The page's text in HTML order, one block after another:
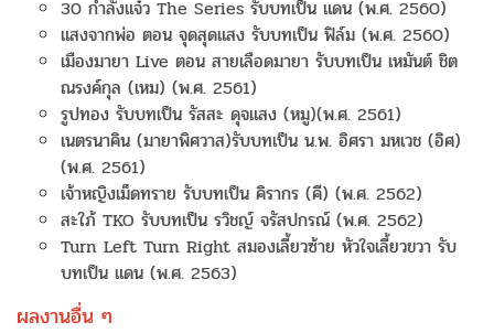
30 กำลังแจ๋ว The Series รับบทเป็น แดน (พ.ศ. 2560)
แสงจากพ่อ ตอน จุดสุดแสง รับบทเป็น ฟิล์ม (พ.ศ. 2560)
เมืองมายา Live ตอน สายเลือดมายา รับบทเป็น เหมันต์ ชิต
ณรงค์กุล (เหม) (พ.ศ. 2561)
รูปทอง รับบทเป็น รัสสะ ดุจแสง (หมู)(พ.ศ. 2561)
เนตรนาคิน (มายาพิศวาส)รับบทเป็น น.พ. อิศรา มหเวช (อิศ)
(พ.ศ. 2561)
เจ้าหญิงเม็ดทราย รับบทเป็น คิรากร (คี) (พ.ศ. 2562)
สะใภ้ TKO รับบทเป็น รวิชญ์ จรัสปกรณ์ (พ.ศ. 2562)
Turn Left Turn Right สมองเลี้ยวซ้าย หัวใจเลี้ยวขวา รับ
บทเป็น แดน (พ.ศ. 2563)
ผลงานอื่น ๆ